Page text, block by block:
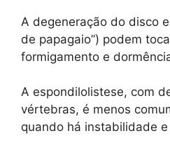
A degeneração do disco
de papagaio”) podem
formigamento e
A espondilolistese, com
vértebras, é menos
quando há instabilidade